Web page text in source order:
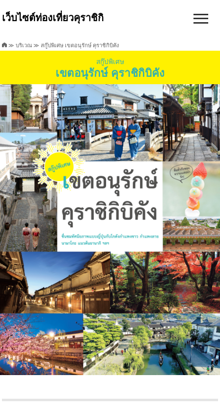
เว็บไซต์ท่องเที่ยวคุราชิกิ
≫บริเวณ ≫ สกู๊ปพิเศษ เขตอนุรักษ์ คุราชิกิบิคัง
สกู๊ปพิเศษ
เขตอนุรักษ์ คุราชิกิบิคัง